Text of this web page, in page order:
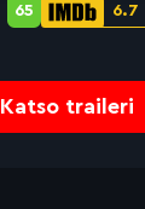
Katso traileri
IMDb-
6.7
Metascore-
65